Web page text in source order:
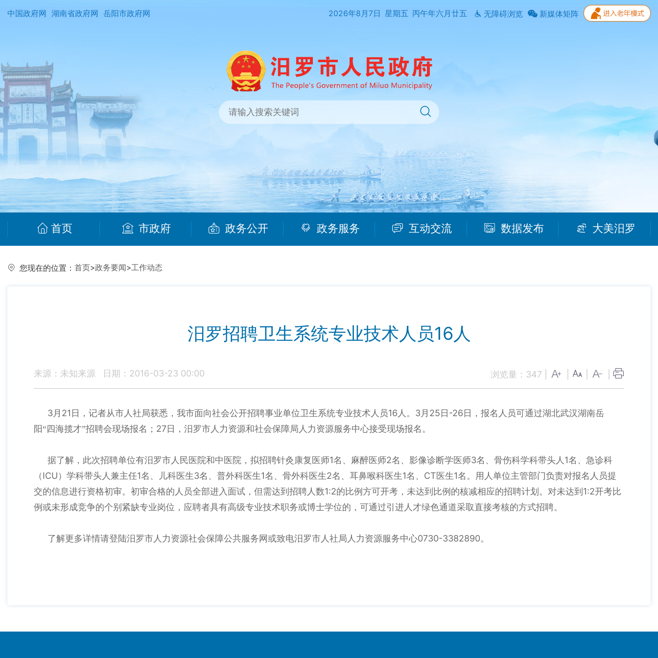
中国政府网 湖南省政府网 岳阳市政府网 2026年8月7日 星期五 丙午年六月廿五 无障碍浏览 新媒体矩阵
首页 市政府 政务公开 政务服务 互动交流 数据发布 大美汨罗
您现在的位置： 首页>政务要闻>工作动态
汨罗招聘卫生系统专业技术人员16人
来源：未知来源 日期：2016-03-23 00:00 浏览量： 347
3 月 21 日 ，记者从市人社局获悉，我市面向社会公开招聘事业单位卫生系统专业技术人员16 人。 3 月 25 日 -26 日，报名人员可通过湖北武汉湖南岳
阳“四海揽才”招聘会现场报名； 27 日，汨罗市人力资源和社会保障局人力资源服务中心接受现场报名。
据了解，此次招聘单位有汨罗市人民医院和中医院，拟招聘针灸康复医师1名、麻醉医师2名、影像诊断学医师3名、骨伤科学科带头人 1名、急诊科
（ ICU ）学科带头人兼主任1名、儿科医生3名、普外科医生1名、骨外科医生2名、耳鼻喉科医生1名、 CT 医生1名。用人单位主管部门负责对报名人员提
交的信息进行资格初审。初审合格的人员全部进入面试，但需达到招聘人数1:2的比例方可开考，未达到比例的核减相应的招聘计划。对未达到 1:2开考比
例或未形成竞争的个别紧缺专业岗位，应聘者具有高级专业技术职务或博士学位的，可通过引进人才绿色通道采取直接考核的方式招聘。
了解更多详情请登陆汨罗市人力资源社会保障公共服务网或致电汨罗市人社局人力资源服务中心0730-3382890。